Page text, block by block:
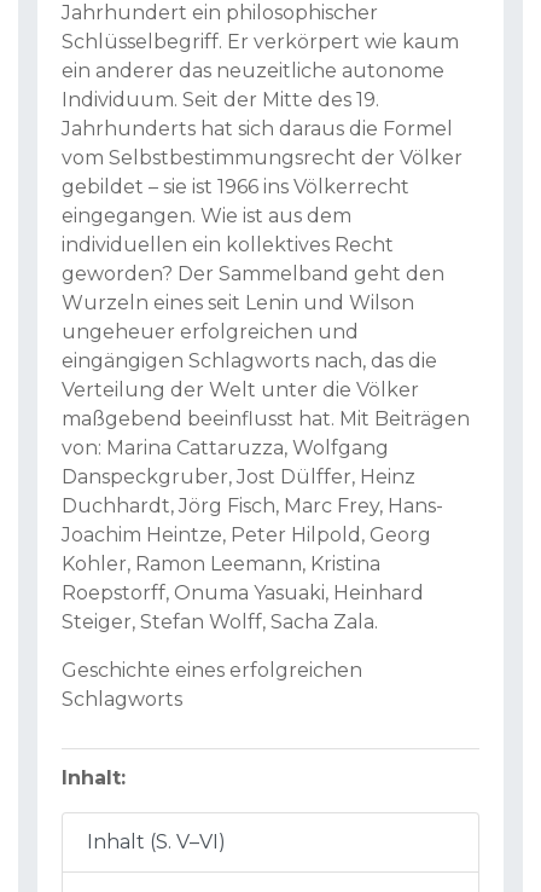
Jahrhundert ein philosophischer
Schlüsselbegriff. Er verkörpert wie kaum
ein anderer das neuzeitliche autonome
Individuum. Seit der Mitte des 19.
Jahrhunderts hat sich daraus die Formel
vom Selbstbestimmungsrecht der Völker
gebildet – sie ist 1966 ins Völkerrecht
eingegangen. Wie ist aus dem
individuellen ein kollektives Recht
geworden? Der Sammelband geht den
Wurzeln eines seit Lenin und Wilson
ungeheuer erfolgreichen und
eingängigen Schlagworts nach, das die
Verteilung der Welt unter die Völker
maßgebend beeinflusst hat. Mit Beiträgen
von: Marina Cattaruzza, Wolfgang
Danspeckgruber, Jost Dülffer, Heinz
Duchhardt, Jörg Fisch, Marc Frey, Hans-
Joachim Heintze, Peter Hilpold, Georg
Kohler, Ramon Leemann, Kristina
Roepstorff, Onuma Yasuaki, Heinhard
Steiger, Stefan Wolff, Sacha Zala.
Geschichte eines erfolgreichen
Schlagworts
Inhalt:
Inhalt (S. V–VI)